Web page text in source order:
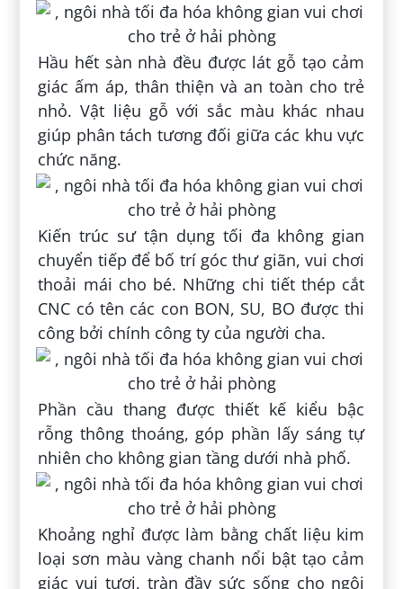
Hầu hết sàn nhà đều được lát gỗ tạo cảm
giác ấm áp, thân thiện và an toàn cho trẻ
nhỏ. Vật liệu gỗ với sắc màu khác nhau
giúp phân tách tương đối giữa các khu vực
chức năng.
Kiến trúc sư tận dụng tối đa không gian
chuyển tiếp để bố trí góc thư giãn, vui chơi
thoải mái cho bé. Những chi tiết thép cắt
CNC có tên các con BON, SU, BO được thi
công bởi chính công ty của người cha.
Phần cầu thang được thiết kế kiểu bậc
rỗng thông thoáng, góp phần lấy sáng tự
nhiên cho không gian tầng dưới nhà phố.
Khoảng nghỉ được làm bằng chất liệu kim
loại sơn màu vàng chanh nổi bật tạo cảm
giác vui tươi, tràn đầy sức sống cho ngôi